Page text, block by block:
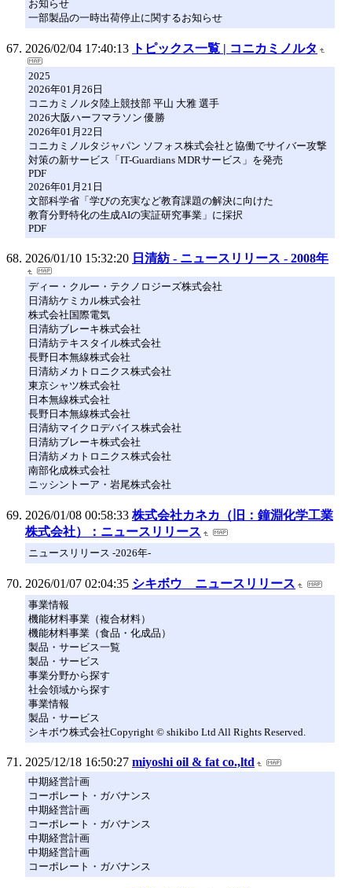
お知らせ
一部製品の一時出荷停止に関するお知らせ
2026/02/04 17:40:13 トピックス一覧 | コニカミノルタ
2025
2026年01月26日
コニカミノルタ陸上競技部 平山 大雅 選手
2026大阪ハーフマラソン 優勝
2026年01月22日
コニカミノルタジャパン ソフォス株式会社と協働でサイバー攻撃
対策の新サービス「IT-Guardians MDRサービス」を発売
PDF
2026年01月21日
文部科学省「学びの充実など教育課題の解決に向けた
教育分野特化の⽣成AIの実証研究事業」に採択
PDF
2026/01/10 15:32:20 日清紡 - ニュースリリース - 2008年
ディー・クルー・テクノロジーズ株式会社
日清紡ケミカル株式会社
株式会社国際電気
日清紡ブレーキ株式会社
日清紡テキスタイル株式会社
長野日本無線株式会社
日清紡メカトロニクス株式会社
東京シャツ株式会社
日本無線株式会社
長野日本無線株式会社
日清紡マイクロデバイス株式会社
日清紡ブレーキ株式会社
日清紡メカトロニクス株式会社
南部化成株式会社
ニッシントーア・岩尾株式会社
2026/01/08 00:58:33 株式会社カネカ（旧：鐘淵化学工業
株式会社）：ニュースリリース
ニュースリリース -2026年-
2026/01/07 02:04:35 シキボウ ニュースリリース
事業情報
機能材料事業（複合材料）
機能材料事業（食品・化成品）
製品・サービス一覧
製品・サービス
事業分野から探す
社会領域から探す
事業情報
製品・サービス
シキボウ株式会社Copyright © shikibo Ltd All Rights Reserved.
2025/12/18 16:50:27 miyoshi oil & fat co.,ltd
中期経営計画
コーポレート・ガバナンス
中期経営計画
コーポレート・ガバナンス
中期経営計画
中期経営計画
コーポレート・ガバナンス